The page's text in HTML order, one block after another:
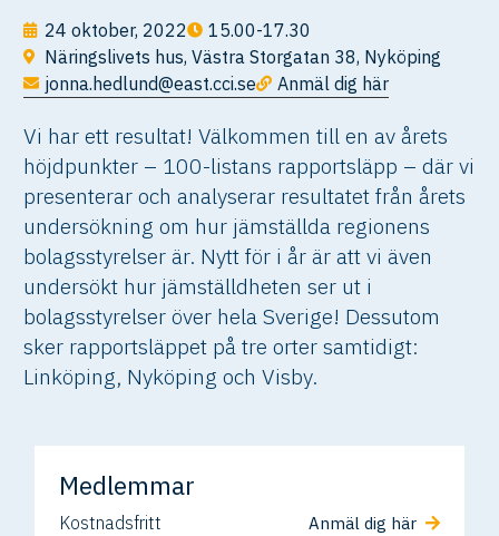
24 oktober, 2022
15.00-17.30
Näringslivets hus, Västra Storgatan 38, Nyköping
jonna.hedlund@east.cci.se
Anmäl dig här
Vi har ett resultat! Välkommen till en av årets
höjdpunkter – 100-listans rapportsläpp – där vi
presenterar och analyserar resultatet från årets
undersökning om hur jämställda regionens
bolagsstyrelser är. Nytt för i år är att vi även
undersökt hur jämställdheten ser ut i
bolagsstyrelser över hela Sverige! Dessutom
sker rapportsläppet på tre orter samtidigt:
Linköping, Nyköping och Visby.
Medlemmar
Kostnadsfritt Anmäl dig här